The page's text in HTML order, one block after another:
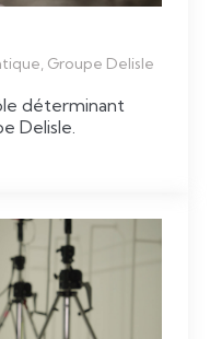
Groupe Delisle
déterminant
Delisle.